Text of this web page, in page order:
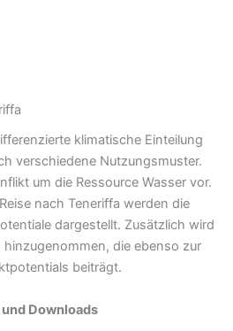
klimatische Einteilung
verschiedene Nutzungsmuster.
um die Ressource Wasser vor.
nach Teneriffa werden die
dargestellt. Zusätzlich wird
die ebenso zur
beiträgt.
Downloads